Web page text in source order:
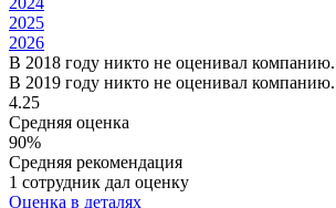
2025
2026
В 2018 году никто не оценивал компанию.
В 2019 году никто не оценивал компанию.
4.25
Средняя оценка
90%
Средняя рекомендация
1 сотрудник дал оценку
Оценка в деталях